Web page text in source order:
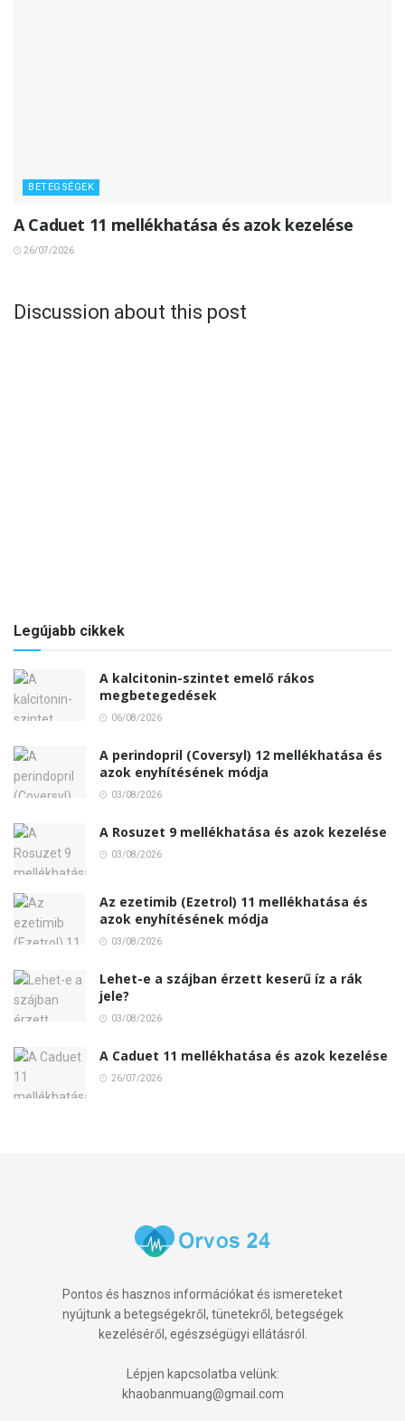
BETEGSÉGEK
A Caduet 11 mellékhatása és azok kezelése
26/07/2026
Discussion about this post
Legújabb cikkek
A kalcitonin-szintet emelő rákos
megbetegedések
06/08/2026
A perindopril (Coversyl) 12 mellékhatása és
azok enyhítésének módja
03/08/2026
A Rosuzet 9 mellékhatása és azok kezelése
03/08/2026
Az ezetimib (Ezetrol) 11 mellékhatása és
azok enyhítésének módja
03/08/2026
Lehet-e a szájban érzett keserű íz a rák
jele?
03/08/2026
A Caduet 11 mellékhatása és azok kezelése
26/07/2026
Pontos és hasznos információkat és ismereteket
nyújtunk a betegségekről, tünetekről, betegségek
kezeléséről, egészségügyi ellátásról.
Lépjen kapcsolatba velünk:
khaobanmuang@gmail.com